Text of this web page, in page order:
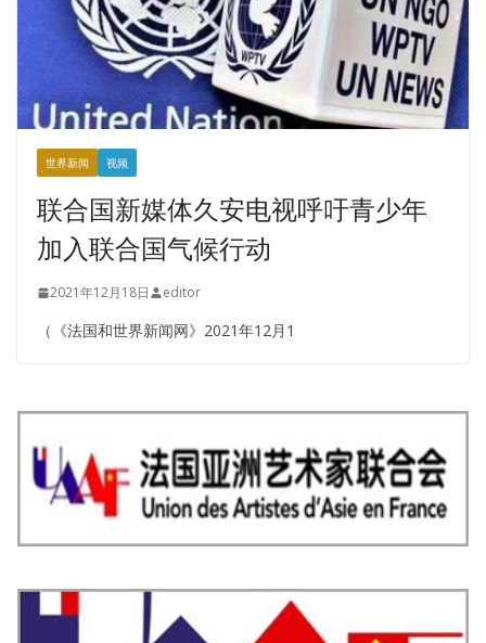
世界新闻 视频
联合国新媒体久安电视呼吁青少年
加入联合国气候行动
2021年12月18日 editor
（《法国和世界新闻网》2021年12月1